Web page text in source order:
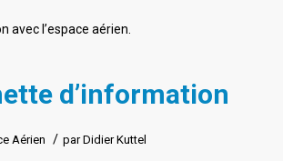
l’espace aérien.
d’information
Aérien / parDidier Kuttel